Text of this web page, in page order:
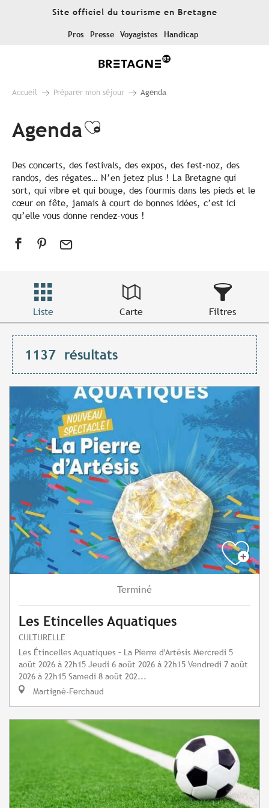
Site officiel du tourisme en Bretagne
Pros Presse Voyagistes Handicap
Accueil Préparer mon séjour Agenda
AgendaAjouter aux favoris
Des concerts, des festivals, des expos, des fest-noz, des
randos, des régates… N’en jetez plus ! La Bretagne qui
sort, qui vibre et qui bouge, des fourmis dans les pieds et le
cœur en fête, jamais à court de bonnes idées, c’est ici
qu’elle vous donne rendez-vous !
Liste Carte Filtres
1137 résultats
Terminé
Les Etincelles Aquatiques
CULTURELLE
Les Étincelles Aquatiques – La Pierre d'Artésis Mercredi 5
août 2026 à 22h15 Jeudi 6 août 2026 à 22h15 Vendredi 7 août
2026 à 22h15 Samedi 8 août 202...
Martigné-Ferchaud